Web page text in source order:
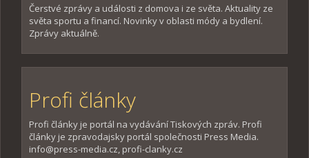
Čerstvé zprávy a události z domova i ze světa. Aktuality ze
světa sportu a financí. Novinky v oblasti módy a bydlení.
Zprávy aktuálně.
Profi články
Profi články je portál na vydávání Tiskových zpráv. Profi
články je zpravodajsky portál společnosti Press Media.
info@press-media.cz, profi-clanky.cz